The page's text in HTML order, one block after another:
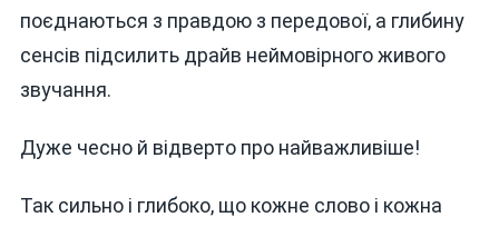
поєднаються з правдою з передової, а глибину
сенсів підсилить драйв неймовірного живого
звучання.
Дуже чесно й відверто про найважливіше!
Так сильно і глибоко, що кожне слово і кожна